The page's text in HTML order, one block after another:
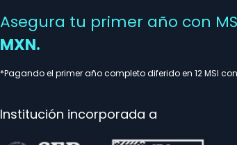
Asegura tu primer año con
MXN.
*Pagando el primer año completo diferido en 12 MSI
Institución incorporada a